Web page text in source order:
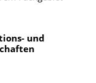
und